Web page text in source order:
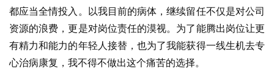
都应当全情投入。以我目前的病体，继续留任不仅是对公司
资源的浪费，更是对岗位责任的漠视。为了能腾出岗位让更
有精力和能力的年轻人接替，也为了我能获得一线生机去专
心治病康复，我不得不做出这个痛苦的选择。